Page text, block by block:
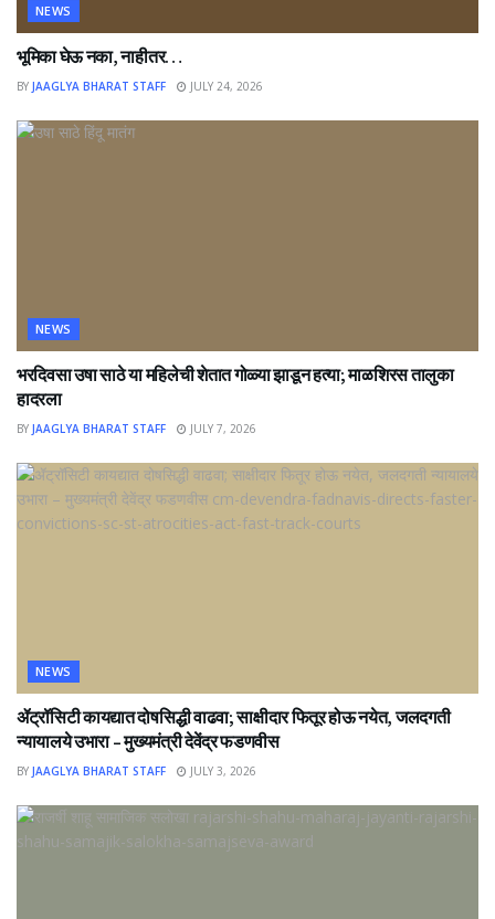
NEWS
भूमिका घेऊ नका, नाहीतर…
BY JAAGLYA BHARAT STAFF JULY 24, 2026
NEWS
भरदिवसा उषा साठे या महिलेची शेतात गोळ्या झाडून हत्या; माळशिरस तालुका
हादरला
BY JAAGLYA BHARAT STAFF JULY 7, 2026
NEWS
ॲट्रॉसिटी कायद्यात दोषसिद्धी वाढवा; साक्षीदार फितूर होऊ नयेत, जलदगती
न्यायालये उभारा – मुख्यमंत्री देवेंद्र फडणवीस
BY JAAGLYA BHARAT STAFF JULY 3, 2026